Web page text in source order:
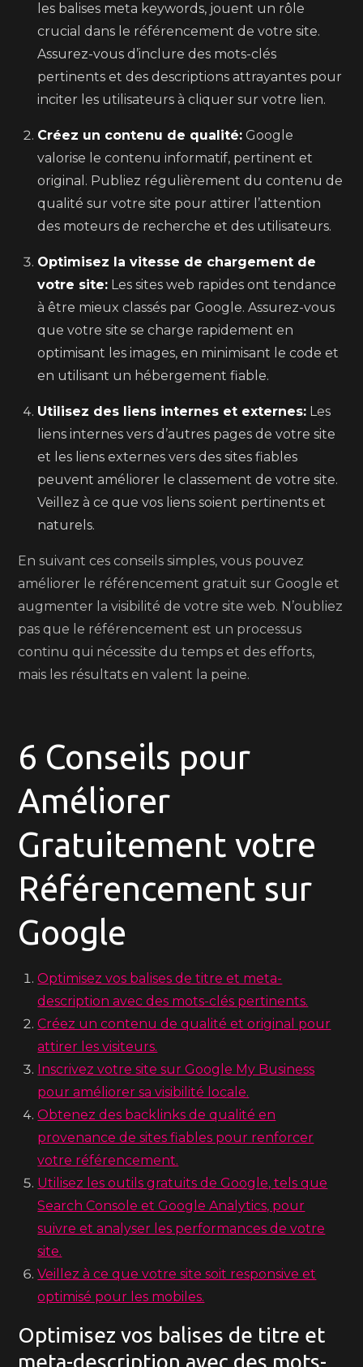
les balises meta keywords, jouent un rôle
crucial dans le référencement de votre site.
Assurez-vous d’inclure des mots-clés
pertinents et des descriptions attrayantes pour
inciter les utilisateurs à cliquer sur votre lien.
Créez un contenu de qualité: Google
valorise le contenu informatif, pertinent et
original. Publiez régulièrement du contenu de
qualité sur votre site pour attirer l’attention
des moteurs de recherche et des utilisateurs.
Optimisez la vitesse de chargement de
votre site: Les sites web rapides ont tendance
à être mieux classés par Google. Assurez-vous
que votre site se charge rapidement en
optimisant les images, en minimisant le code et
en utilisant un hébergement fiable.
Utilisez des liens internes et externes: Les
liens internes vers d’autres pages de votre site
et les liens externes vers des sites fiables
peuvent améliorer le classement de votre site.
Veillez à ce que vos liens soient pertinents et
naturels.
En suivant ces conseils simples, vous pouvez
améliorer le référencement gratuit sur Google et
augmenter la visibilité de votre site web. N’oubliez
pas que le référencement est un processus
continu qui nécessite du temps et des efforts,
mais les résultats en valent la peine.
6 Conseils pour
Améliorer
Gratuitement votre
Référencement sur
Google
Optimisez vos balises de titre et meta-
description avec des mots-clés pertinents.
Créez un contenu de qualité et original pour
attirer les visiteurs.
Inscrivez votre site sur Google My Business
pour améliorer sa visibilité locale.
Obtenez des backlinks de qualité en
provenance de sites fiables pour renforcer
votre référencement.
Utilisez les outils gratuits de Google, tels que
Search Console et Google Analytics, pour
suivre et analyser les performances de votre
site.
Veillez à ce que votre site soit responsive et
optimisé pour les mobiles.
Optimisez vos balises de titre et
meta-description avec des mots-